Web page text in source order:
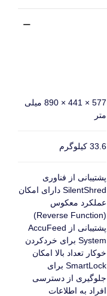
577 × 441 × 890 میلی
متر
33.6 کیلوگرم
پشتیبانی از فناوری
SilentShred دارای امکان
عملکرد معکوس
(Reverse Function)
پشتیبانی از AccuFeed
System برای خردکردن
خوکار تعداد بالا امکان
SmartLock برای
جلوگیری از دسترسی
افراد به اطلاعات